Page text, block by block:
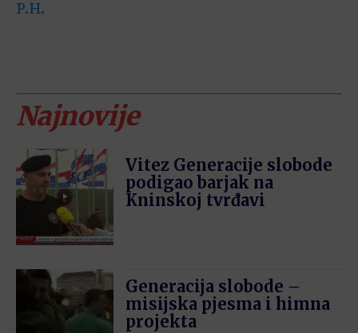
P.H.
Najnovije
Vitez Generacije slobode
podigao barjak na
Kninskoj tvrđavi
Generacija slobode –
misijska pjesma i himna
projekta